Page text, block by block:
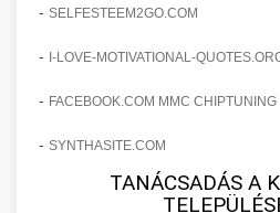
amelyek valós
marketing
útjáról, bemutatva az utat
virágzó vállalkozásig
klinika
Érdeklődés 150%-
Technikák és
érdeklődésének és
növeléséhez. Egy
🎮 19. AI Google
- SELFESTEEM2GO.COM
- I-LOVE-MOTIVATIONAL-
- FACEBOOK.COM MMC CHIPTUNING
- SYNTHASITE.COM
TANÁCSADÁS A